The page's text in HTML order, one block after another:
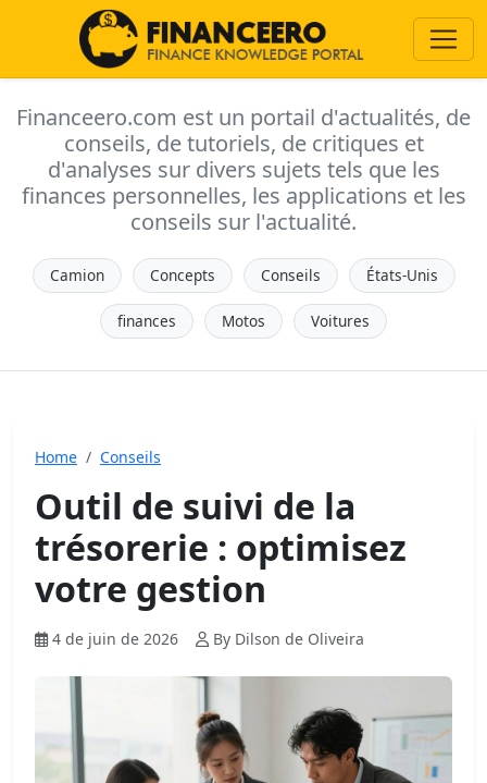
Financeero.com est un portail d'actualités, de
conseils, de tutoriels, de critiques et
d'analyses sur divers sujets tels que les
finances personnelles, les applications et les
conseils sur l'actualité.
Camion Concepts Conseils États-Unis
finances Motos Voitures
Home Conseils
Outil de suivi de la
trésorerie : optimisez
votre gestion
4 de juin de 2026 By Dilson de Oliveira